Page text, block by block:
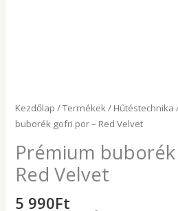
Kezdőlap /Termékek/ Hűtéstechnika
buborék gofri por – Red Velvet
Prémium
Red Velvet
5 990Ft
mennyiség